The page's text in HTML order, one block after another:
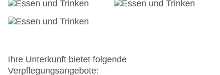
Ihre Unterkunft bietet folgende
Verpflegungsangebote: